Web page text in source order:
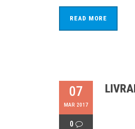
READ MORE
07
MAR 2017
0